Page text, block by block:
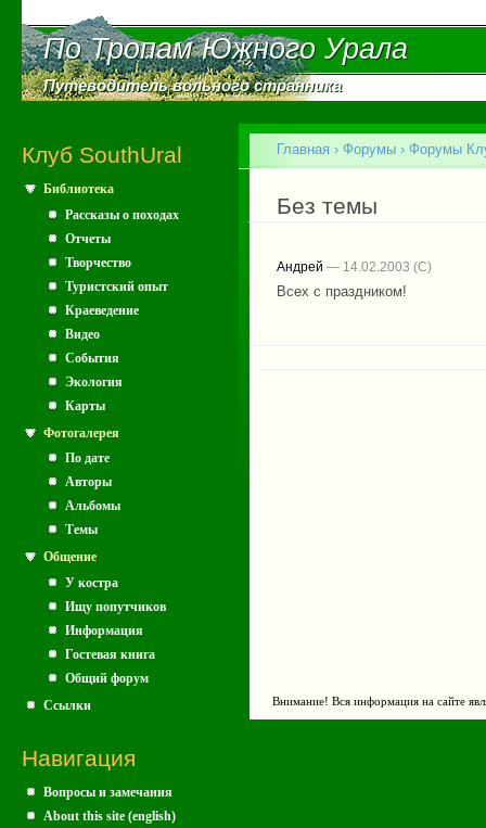
По Тропам Южного Урала
По Тропам Южного Урала
Путеводитель вольного странника
Путеводитель вольного странника
Клуб SouthUral
Библиотека
Рассказы о походах
Отчеты
Творчество
Туристский опыт
Краеведение
Видео
События
Экология
Карты
Фотогалерея
По дате
Авторы
Альбомы
Темы
Общение
У костра
Ищу попутчиков
Информация
Гостевая книга
Общий форум
Ссылки
Навигация
Вопросы и замечания
About this site (english)
Вы здесь
Главная › Форумы › Форумы
Без темы
Андрей — 14.02.2003
Всех с праздником!
Внимание! Вся информация на сайте